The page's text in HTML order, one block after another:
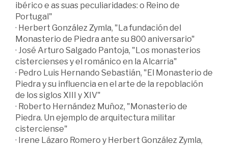
ibérico e as suas peculiaridades: o Reino de
Portugal"
· Herbert González Zymla, "La fundación del
Monasterio de Piedra ante su 800 aniversario"
· José Arturo Salgado Pantoja, "Los monasterios
cistercienses y el románico en la Alcarria"
· Pedro Luis Hernando Sebastián, "El Monasterio de
Piedra y su influencia en el arte de la repoblación
de los siglos XIII y XIV"
· Roberto Hernández Muñoz, "Monasterio de
Piedra. Un ejemplo de arquitectura militar
cisterciense"
· Irene Lázaro Romero y Herbert González Zymla,